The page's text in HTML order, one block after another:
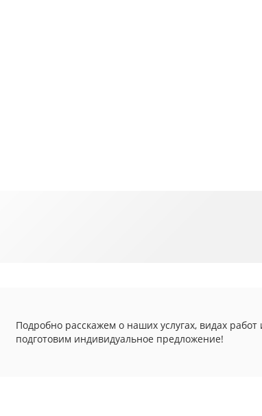
Подробно расскажем о наших услугах, видах
подготовим индивидуальное предложение!